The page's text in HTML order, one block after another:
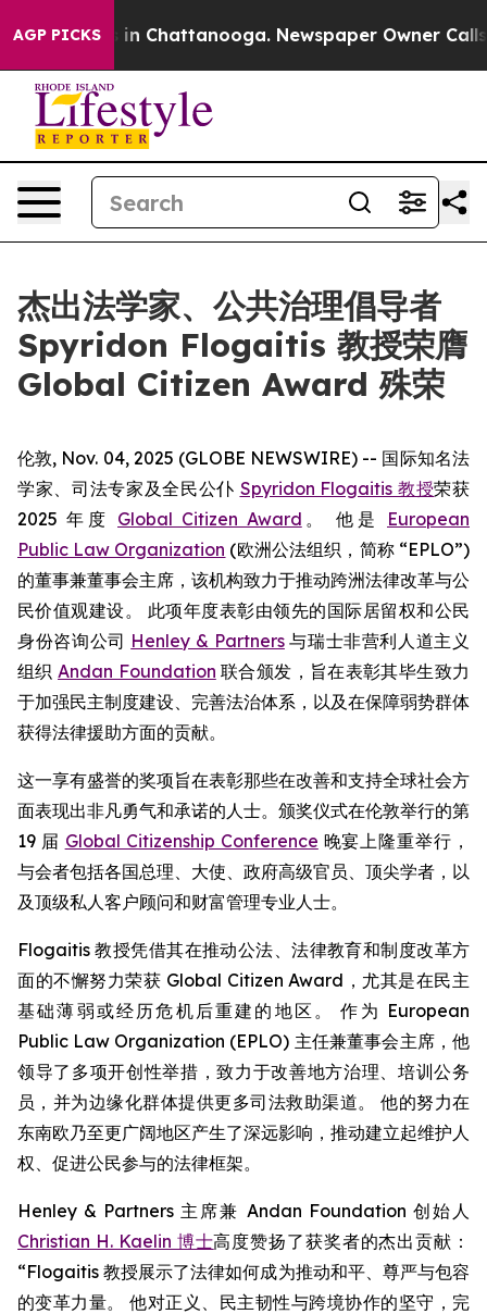
AGP PICKS
Chaos in Chattanooga. Newspaper Owner Calls
杰出法学家、公共治理倡导者
Spyridon Flogaitis 教授荣膺
Global Citizen Award 殊荣
伦敦, Nov. 04, 2025 (GLOBE NEWSWIRE) -- 国际知名法
学家、司法专家及全民公仆 Spyridon Flogaitis 教授荣获
2025 年度 Global Citizen Award 。 他是 European
Public Law Organization (欧洲公法组织，简称 “EPLO”)
的董事兼董事会主席，该机构致力于推动跨洲法律改革与公
民价值观建设。 此项年度表彰由领先的国际居留权和公民
身份咨询公司 Henley & Partners与瑞士非营利人道主义
组织Andan Foundation 联合颁发，旨在表彰其毕生致力
于加强民主制度建设、完善法治体系，以及在保障弱势群体
获得法律援助方面的贡献。
这一享有盛誉的奖项旨在表彰那些在改善和支持全球社会方
面表现出非凡勇气和承诺的人士。颁奖仪式在伦敦举行的第
19 届 Global Citizenship Conference 晚宴上隆重举行，
与会者包括各国总理、大使、政府高级官员、顶尖学者，以
及顶级私人客户顾问和财富管理专业人士。
Flogaitis 教授凭借其在推动公法、法律教育和制度改革方
面的不懈努力荣获 Global Citizen Award，尤其是在民主
基础薄弱或经历危机后重建的地区。 作为 European
Public Law Organization (EPLO) 主任兼董事会主席，他
领导了多项开创性举措，致力于改善地方治理、培训公务
员，并为边缘化群体提供更多司法救助渠道。 他的努力在
东南欧乃至更广阔地区产生了深远影响，推动建立起维护人
权、促进公民参与的法律框架。
Henley & Partners 主席兼 Andan Foundation 创始人
Christian H. Kaelin 博士高度赞扬了获奖者的杰出贡献：
“Flogaitis 教授展示了法律如何成为推动和平、尊严与包容
的变革力量。 他对正义、民主韧性与跨境协作的坚守，完